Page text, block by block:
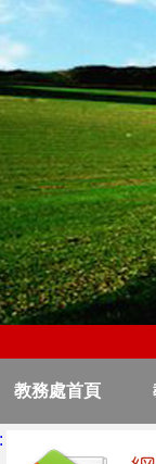
教務處首頁